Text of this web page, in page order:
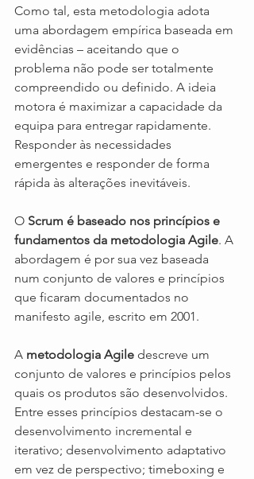
Como tal, esta metodologia adota
uma abordagem empírica baseada em
evidências – aceitando que o
problema não pode ser totalmente
compreendido ou definido. A ideia
motora é maximizar a capacidade da
equipa para entregar rapidamente.
Responder às necessidades
emergentes e responder de forma
rápida às alterações inevitáveis.
O Scrum é baseado nos princípios e
fundamentos da metodologia Agile. A
abordagem é por sua vez baseada
num conjunto de valores e princípios
que ficaram documentados no
manifesto agile, escrito em 2001.
A metodologia Agile descreve um
conjunto de valores e princípios pelos
quais os produtos são desenvolvidos.
Entre esses princípios destacam-se o
desenvolvimento incremental e
iterativo; desenvolvimento adaptativo
em vez de perspectivo; timeboxing e